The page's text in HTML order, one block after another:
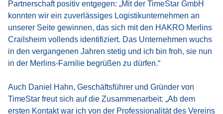
Partnerschaft positiv entgegen: „Mit der TimeStar GmbH
konnten wir ein zuverlässiges Logistikunternehmen an
unserer Seite gewinnen, das sich mit den HAKRO Merlins
Crailsheim vollends identifiziert. Das Unternehmen wuchs
in den vergangenen Jahren stetig und ich bin froh, sie nun
in der Merlins-Familie begrüßen zu dürfen.“
Auch Daniel Hahn, Geschäftsführer und Gründer von
TimeStar freut sich auf die Zusammenarbeit: „Ab dem
ersten Kontakt war ich von der Professionalität des Vereins